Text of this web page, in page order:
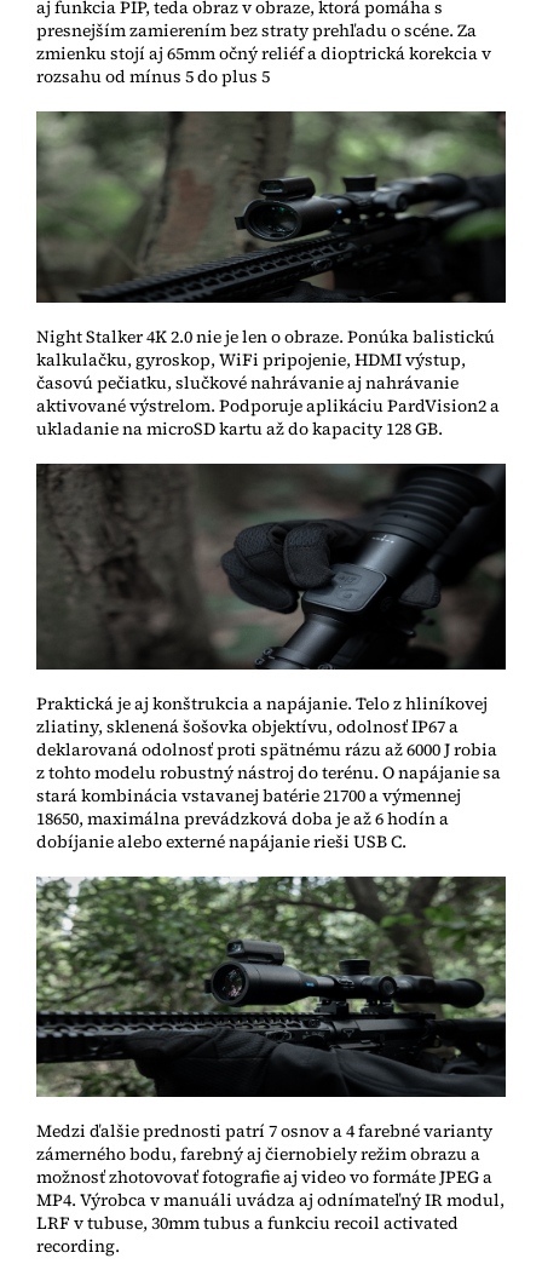
aj funkcia PIP, teda obraz v obraze, ktorá pomáha s
presnejším zamierením bez straty prehľadu o scéne. Za
zmienku stojí aj 65mm očný reliéf a dioptrická korekcia v
rozsahu od mínus 5 do plus 5
Night Stalker 4K 2.0 nie je len o obraze. Ponúka balistickú
kalkulačku, gyroskop, WiFi pripojenie, HDMI výstup,
časovú pečiatku, slučkové nahrávanie aj nahrávanie
aktivované výstrelom. Podporuje aplikáciu PardVision2 a
ukladanie na microSD kartu až do kapacity 128 GB.
Praktická je aj konštrukcia a napájanie. Telo z hliníkovej
zliatiny, sklenená šošovka objektívu, odolnosť IP67 a
deklarovaná odolnosť proti spätnému rázu až 6000 J robia
z tohto modelu robustný nástroj do terénu. O napájanie sa
stará kombinácia vstavanej batérie 21700 a výmennej
18650, maximálna prevádzková doba je až 6 hodín a
dobíjanie alebo externé napájanie rieši USB C.
Medzi ďalšie prednosti patrí 7 osnov a 4 farebné varianty
zámerného bodu, farebný aj čiernobiely režim obrazu a
možnosť zhotovovať fotografie aj video vo formáte JPEG a
MP4. Výrobca v manuáli uvádza aj odnímateľný IR modul,
LRF v tubuse, 30mm tubus a funkciu recoil activated
recording.